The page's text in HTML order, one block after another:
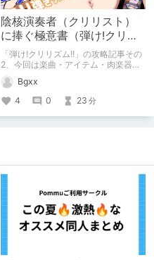
陰核演奏者（クリリスト）
に捧ぐ極意書（弾け!クリリ
ズム!!・非公式攻略メモその
2）
「弾け!クリリズム!!」の攻略記事その
2、今回は楽曲・アイテム・肉楽器の
の重複に関してもしっかり記すなど、
ネタバレを大量に含むのでご注意を。
なお初版の情報は「バージョン1.0」
時点の物であり、今後アプデされた場
Bgxx
4
0 23 分